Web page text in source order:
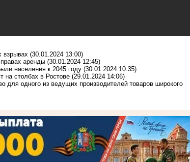
взрывах (30.01.2024 13:00)
аренды (30.01.2024 12:45)
населения к 2045 году (30.01.2024 10:35)
на столбах в Ростове (29.01.2024 14:06)
для одного из ведущих производителей товаров широкого